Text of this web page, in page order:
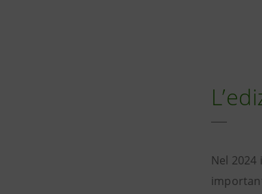
Nel 2024